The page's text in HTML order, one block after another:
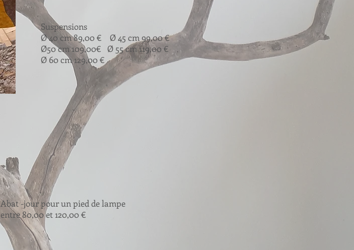
Suspensions
Ø 40 cm 89,00 € Ø 45 cm 99,00 €
Ø50 cm 109,00€ Ø 55 cm 119,00 €
Ø 60 cm 129,00 €
Abat -jour pour un pied de lampe
entre 80,00 et 120,00 €